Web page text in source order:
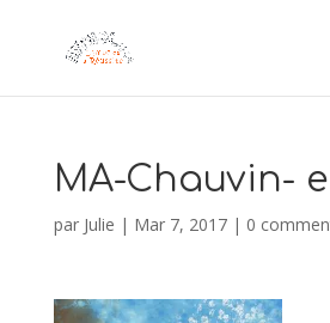
MA-Chauvin-
par Julie | Mar 7, 2017| 0